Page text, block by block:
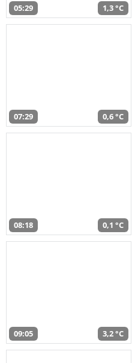
05:29 1,3 °C
07:29 0,6 °C
08:18 0,1 °C
09:05 3,2 °C